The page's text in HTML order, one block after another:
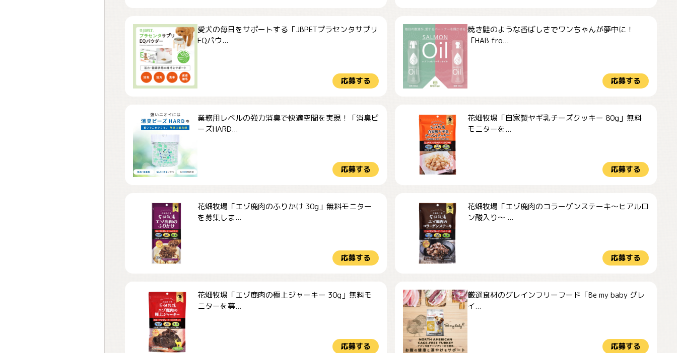
愛犬の毎日をサポートする「JBPETプラセンタサプリ
EQパウ...
応募する
焼き鮭のような香ばしさでワンちゃんが夢中に！
「HAB fro...
応募する
業務用レベルの強力消臭で快適空間を実現！「消臭ビ
ーズHARD...
応募する
花畑牧場「自家製ヤギ乳チーズクッキー 80g」無料
モニターを...
応募する
花畑牧場「エゾ鹿肉のふりかけ 30g」無料モニター
を募集しま...
応募する
花畑牧場「エゾ鹿肉のコラーゲンステーキ～ヒアルロ
ン酸入り～ ...
応募する
花畑牧場「エゾ鹿肉の極上ジャーキー 30g」無料モ
ニターを募...
応募する
厳選食材のグレインフリーフード「Be my baby グレ
イ...
応募する